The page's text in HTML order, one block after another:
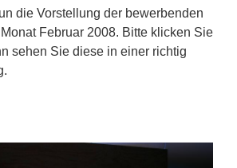
die Vorstellung der bewerbenden
Februar 2008. Bitte klicken Sie
sehen Sie diese in einer richtig